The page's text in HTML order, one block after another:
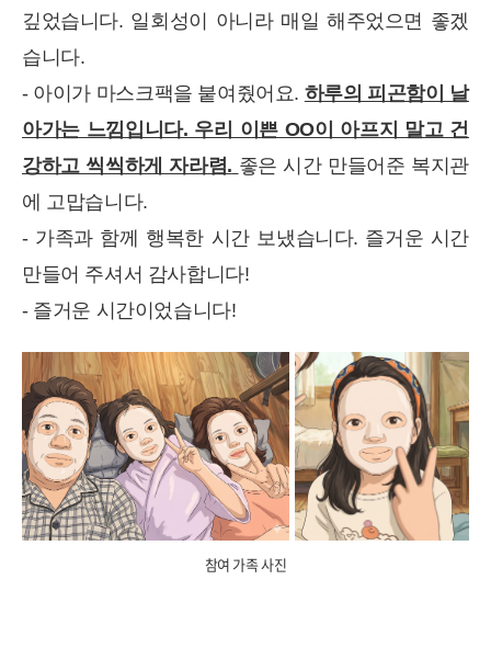
깊었습니다. 일회성이 아니라 매일 해주었으면 좋겠
습니다.
- 아이가 마스크팩을 붙여줬어요. 하루의 피곤함이 날
아가는 느낌입니다. 우리 이쁜 OO이 아프지 말고 건
강하고 씩씩하게 자라렴. 좋은 시간 만들어준 복지관
에 고맙습니다.
- 가족과 함께 행복한 시간 보냈습니다. 즐거운 시간
만들어 주셔서 감사합니다!
- 즐거운 시간이었습니다!
참여 가족 사진